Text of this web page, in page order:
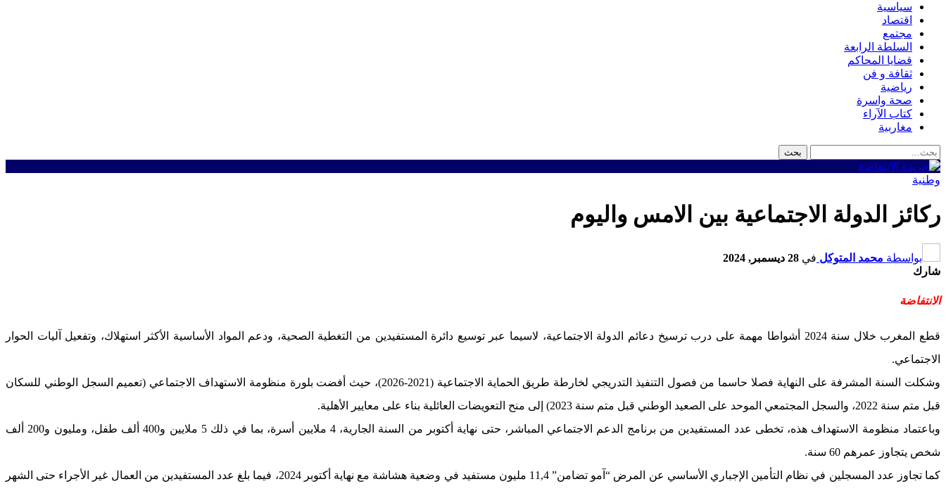
سياسية
اقتصاد
مجتمع
السلطة الرابعة
قضايا المحاكم
ثقافة و فن
رياضية
صحة واسرة
كتاب الآراء
مغاربية
وطنية
ركائز الدولة الاجتماعية بين الامس واليوم
بواسطة محمد المتوكل في 28 ديسمبر, 2024
شارك
الانتفاضة
قطع المغرب خلال سنة 2024 أشواطا مهمة على درب ترسيخ دعائم الدولة الاجتماعية، لاسيما عبر توسيع دائرة المستفيدين من التغطية الصحية، ودعم المواد الأساسية الأكثر استهلاك، وتفعيل آليات الحوار
الاجتماعي.
وشكلت السنة المشرفة على النهاية فصلا حاسما من فصول التنفيذ التدريجي لخارطة طريق الحماية الاجتماعية (2021-2026)، حيث أفضت بلورة منظومة الاستهداف الاجتماعي (تعميم السجل الوطني للسكان
قبل متم سنة 2022، والسجل المجتمعي الموحد على الصعيد الوطني قبل متم سنة 2023) إلى منح التعويضات العائلية بناء على معايير الأهلية.
وباعتماد منظومة الاستهداف هذه، تخطى عدد المستفيدين من برنامج الدعم الاجتماعي المباشر، حتى نهاية أكتوبر من السنة الجارية، 4 ملايين أسرة، بما في ذلك 5 ملايين و400 ألف طفل، ومليون و200 ألف
شخص يتجاوز عمرهم 60 سنة.
كما تجاوز عدد المسجلين في نظام التأمين الإجباري الأساسي عن المرض “آمو تضامن” 11,4 مليون مستفيد في وضعية هشاشة مع نهاية أكتوبر 2024، فيما بلغ عدد المستفيدين من العمال غير الأجراء حتى الشهر